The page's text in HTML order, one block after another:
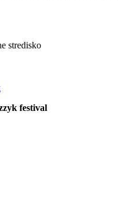
stredisko
festival